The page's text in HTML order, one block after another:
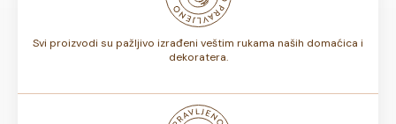
Svi proizvodi su pažljivo izrađeni veštim rukama naših domaćica i
dekoratera.